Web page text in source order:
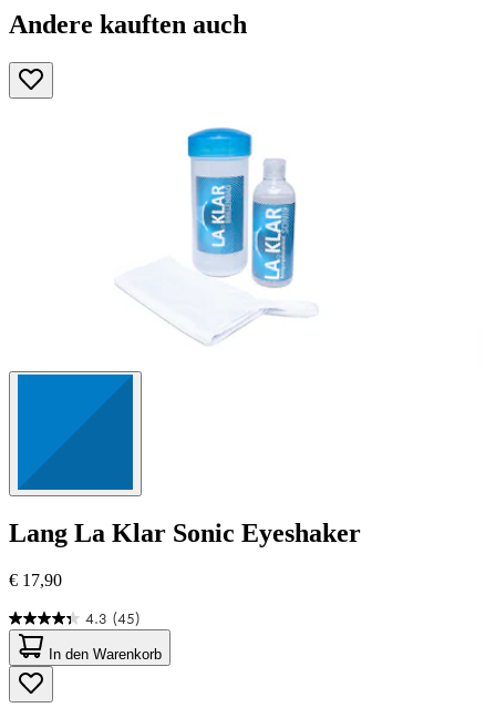
Andere kauften auch
Lang La Klar Sonic Eyeshaker
€ 17,90
4.3 (45)
4.3
von
5
Sternen.
45
In den Warenkorb